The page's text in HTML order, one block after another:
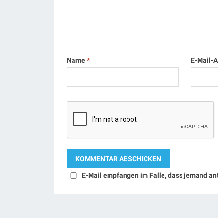
Name* E-Mail-
E-Mail empfangen im Falle, dass jemand